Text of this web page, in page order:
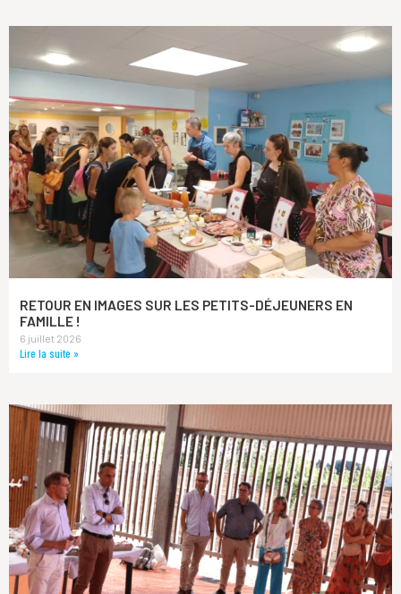
RETOUR EN IMAGES SUR LES PETITS-DÉJEUNERS EN
FAMILLE !
6 juillet 2026
Lire la suite »